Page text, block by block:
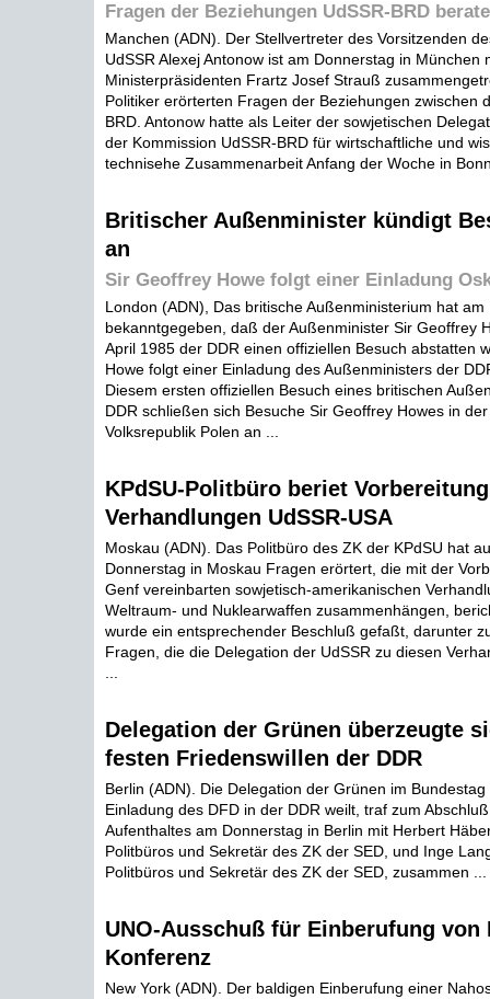
Fragen der Beziehungen UdSSR-BRD
Manchen (ADN). Der Stellvertreter des Vorsitzenden
UdSSR Alexej Antonow ist am Donnerstag in München
Ministerpräsidenten Frartz Josef Strauß
Politiker erörterten Fragen der Beziehungen zwischen
BRD. Antonow hatte als Leiter der sowjetischen
der Kommission UdSSR-BRD für wirtschaftliche und
technisehe Zusammenarbeit Anfang der Woche in
Britischer Außenminister kündigt
an
Sir Geoffrey Howe folgt einer Einladung
London (ADN), Das britische Außenministerium hat
bekanntgegeben, daß der Außenminister Sir Geoffrey
April 1985 der DDR einen offiziellen Besuch abstatten
Howe folgt einer Einladung des Außenministers der
Diesem ersten offiziellen Besuch eines britischen
DDR schließen sich Besuche Sir Geoffrey Howes in
Volksrepublik Polen an ...
KPdSU-Politbüro beriet
Verhandlungen UdSSR-USA
Moskau (ADN). Das Politbüro des ZK der KPdSU hat
Donnerstag in Moskau Fragen erörtert, die mit der
Genf vereinbarten sowjetisch-amerikanischen
Weltraum- und Nuklearwaffen zusammenhängen,
wurde ein entsprechender Beschluß gefaßt, darunter
Fragen, die die Delegation der UdSSR zu diesen
Delegation der Grünen überzeugte
festen Friedenswillen der DDR
Berlin (ADN). Die Delegation der Grünen im
Einladung des DFD in der DDR weilt, traf zum
Aufenthaltes am Donnerstag in Berlin mit Herbert
Politbüros und Sekretär des ZK der SED, und Inge
Politbüros und Sekretär des ZK der SED, zusammen ...
UNO-Ausschuß für Einberufung von
Konferenz
New York (ADN). Der baldigen Einberufung einer